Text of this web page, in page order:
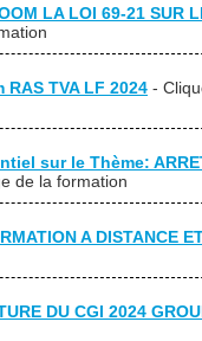
LA LOI 69-21 SUR
TVA LF 2024 -
sur le Thème:
de la formation
A DISTANCE
DU CGI 2024